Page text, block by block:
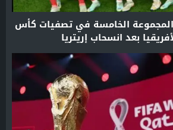
الخامسة في تصفيات كأس
بعد انسحاب إريتريا